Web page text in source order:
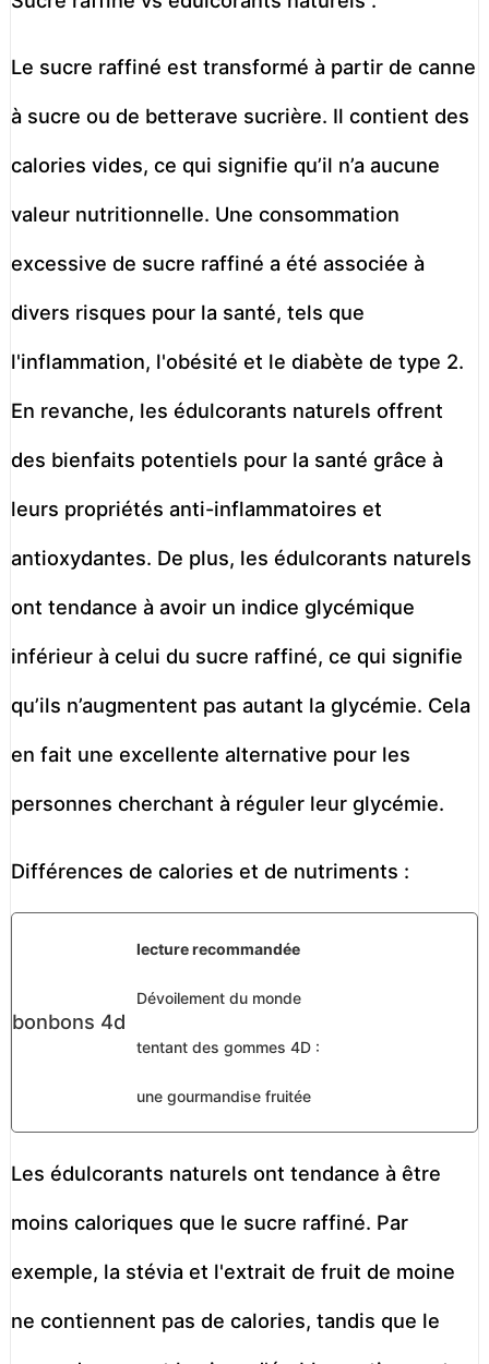
Le sucre raffiné est transformé à partir de canne
à sucre ou de betterave sucrière. Il contient des
calories vides, ce qui signifie qu’il n’a aucune
valeur nutritionnelle. Une consommation
excessive de sucre raffiné a été associée à
divers risques pour la santé, tels que
l'inflammation, l'obésité et le diabète de type 2.
En revanche, les édulcorants naturels offrent
des bienfaits potentiels pour la santé grâce à
leurs propriétés anti-inflammatoires et
antioxydantes. De plus, les édulcorants naturels
ont tendance à avoir un indice glycémique
inférieur à celui du sucre raffiné, ce qui signifie
qu’ils n’augmentent pas autant la glycémie. Cela
en fait une excellente alternative pour les
personnes cherchant à réguler leur glycémie.
Différences de calories et de nutriments :
lecture recommandée
Dévoilement du monde
tentant des gommes 4D :
une gourmandise fruitée
Les édulcorants naturels ont tendance à être
moins caloriques que le sucre raffiné. Par
exemple, la stévia et l'extrait de fruit de moine
ne contiennent pas de calories, tandis que le